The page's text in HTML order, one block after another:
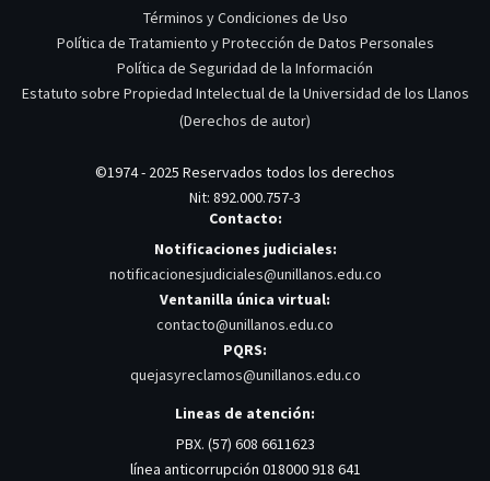
Términos y Condiciones de Uso
Política de Tratamiento y Protección de Datos Personales
Política de Seguridad de la Información
Estatuto sobre Propiedad Intelectual de la Universidad de los Llanos
(Derechos de autor)
©1974 - 2025 Reservados todos los derechos
Nit: 892.000.757-3
Contacto:
Notificaciones judiciales:
notificacionesjudiciales@unillanos.edu.co
Ventanilla única virtual:
contacto@unillanos.edu.co
PQRS:
quejasyreclamos@unillanos.edu.co
Lineas de atención:
PBX. (57) 608 6611623
línea anticorrupción 018000 918 641